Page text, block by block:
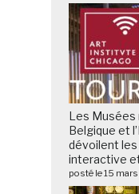
Les Musées
Belgique et
dévoilent
interactive
posté le 15